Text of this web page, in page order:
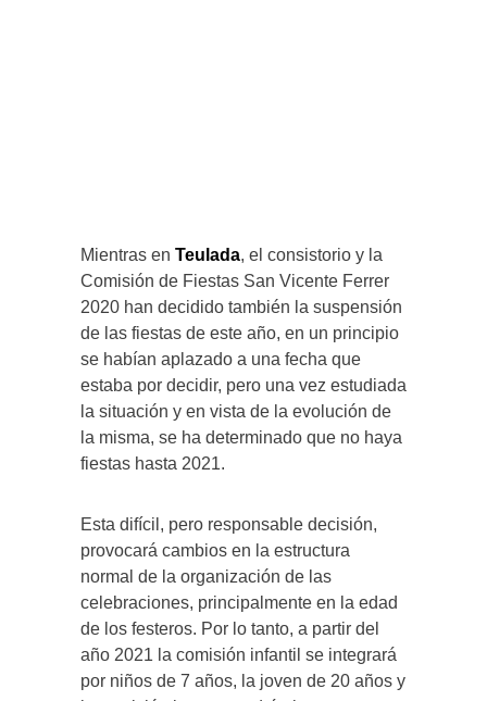
Mientras en Teulada, el consistorio y la
Comisión de Fiestas San Vicente Ferrer
2020 han decidido también la suspensión
de las fiestas de este año, en un principio
se habían aplazado a una fecha que
estaba por decidir, pero una vez estudiada
la situación y en vista de la evolución de
la misma, se ha determinado que no haya
fiestas hasta 2021.
Esta difícil, pero responsable decisión,
provocará cambios en la estructura
normal de la organización de las
celebraciones, principalmente en la edad
de los festeros. Por lo tanto, a partir del
año 2021 la comisión infantil se integrará
por niños de 7 años, la joven de 20 años y